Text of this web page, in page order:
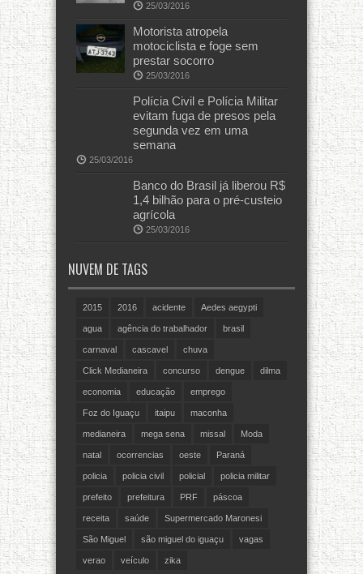
25/03/2016
Motorista atropela
motociclista e foge sem
prestar socorro
25/03/2016
Polícia Civil e Polícia Militar
evitam fuga de presos pela
segunda vez em uma
semana
25/03/2016
Banco do Brasil já liberou R$
1,4 bilhão para o pré-custeio
agrícola
25/03/2016
NUVEM DE TAGS
2015 2016 acidente Aedes aegypti
agua agência do trabalhador brasil
carnaval cascavel chuva
Click Medianeira concurso dengue dilma
economia educação emprego
Foz do Iguaçu itaipu maconha
medianeira mega sena missal Moda
natal ocorrencias oeste Paraná
policia policia civil policial policia militar
prefeito prefeitura PRF páscoa
receita saúde Supermercado Maronesi
São Miguel são miguel do iguaçu vagas
verao veículo zika